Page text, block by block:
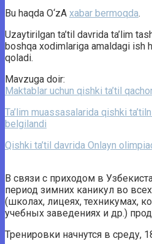
Bu haqda O‘zA xabar bermoqda.
Uzaytirilgan ta’til davrida ta’lim
boshqa xodimlariga amaldagi ish
qoladi.
Mavzuga doir:
Maktablar uchun qishki ta’til
Ta’lim muassasalarida qishki
belgilandi
Qishki ta’til davrida Onlayn
В связи с приходом в
период зимних каникул во
(школах, лицеях, техникумах,
учебных заведениях и др.)
Тренировки начнутся в среду,